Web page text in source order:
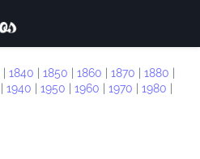
1840 1850 1860 1870 1880
1940 1950 1960 1970 1980